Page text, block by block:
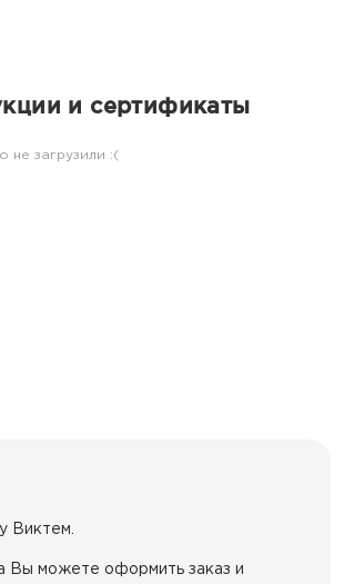
и сертификаты
не загрузили :(
Виктем.
Вы можете оформить заказ и